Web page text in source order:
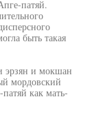
патяй.
быть такая
эрзян и мокшан
мордовский
как мать-